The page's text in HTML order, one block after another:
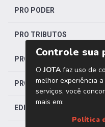
PRO PODER
PRO TRIBUTOS
PRO TRABALHISTA
PRO SAÚDE
EDITORIAS